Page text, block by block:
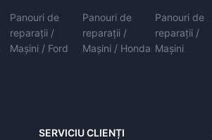
Panouri de
reparații /
Mașini / Ford
Panouri de
reparații /
Mașini / Honda
Panouri de
reparații /
Mașini
SERVICIU CLIENȚI